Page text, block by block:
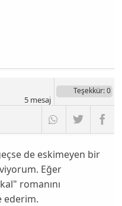
Teşekkür: 0
5mesaj
de eskimeyen bir
Eğer
romanını
ederim.